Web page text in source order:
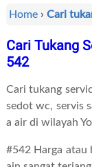
Home › Cari
Cari Tukang
542
Cari tukang
sedot wc, servis
a air di wilayah
#542 Harga atau